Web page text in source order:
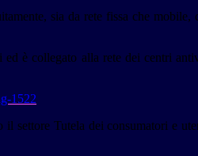
sia da rete fissa che
è collegato alla rete dei centri
1522
settore Tutela dei consumatori e